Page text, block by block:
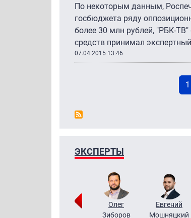
По некоторым данным,
госбюджета ряду
более 30 млн рублей, "РБК-
средств принимал
07.04.2015 13:46
1
ЭКСПЕРТЫ
Григорий
Олег
Зиборов
Евгений
Мошняцкий